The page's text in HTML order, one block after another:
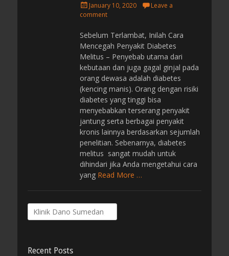
P
o
t
e
d
o
n
January 10, 2020
Leave a
comment
Sebelum Terlambat, Inilah Cara
Mencegah Penyakit Diabetes
Melitus – Penyebab utama dari
kebutaan dan juga gagal ginjal pada
orang dewasa adalah diabetes
(kencing manis). Orang dengan risiki
diabetes yang tinggi bisa
menyebabkan terserang penyakit
jantung serta berbagai penyakit
kronis lainnya berdasarkan sejumlah
penelitian. Sebenarnya, diabetes
melitus sangat mudah untuk
dihindari jika Anda mengetahui cara
yang Read More …
Search
for:
Recent Posts